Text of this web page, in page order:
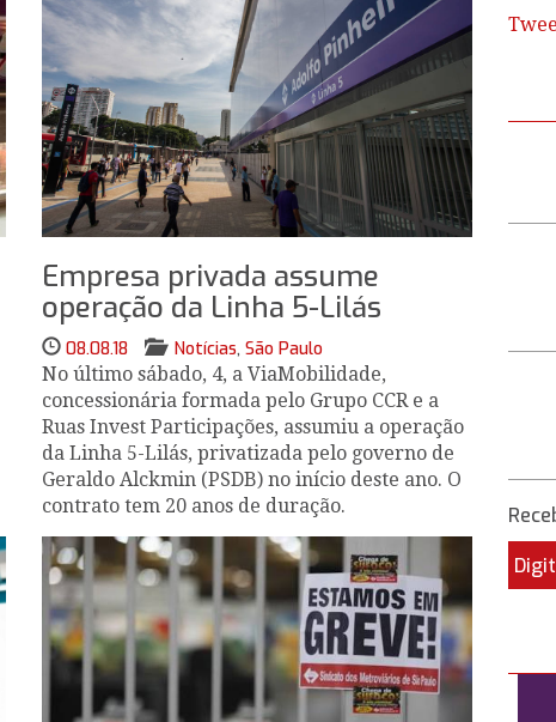
Empresa privada assume
operação da Linha 5-Lilás
08.08.18 Notícias, São Paulo
No último sábado, 4, a ViaMobilidade,
concessionária formada pelo Grupo CCR e a
Ruas Invest Participações, assumiu a operação
da Linha 5-Lilás, privatizada pelo governo de
Geraldo Alckmin (PSDB) no início deste ano. O
contrato tem 20 anos de duração.